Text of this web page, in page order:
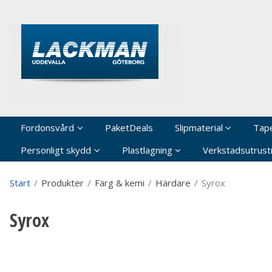
Fordonsvård PaketDeals Slipmaterial
Personligt skydd
Plastlagning
Start / Produkter / Färg & kemi / Härdare / Syrox
Syrox